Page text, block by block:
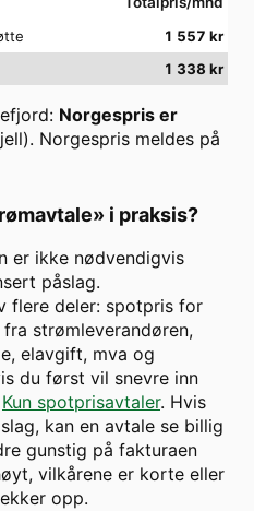
1 557 kr
1 338 kr
: Norgespris er
Norgespris meldes på
i praksis?
er ikke nødvendigvis
påslag.
flere deler: spotpris for
strømleverandøren,
elavgift, mva og
du først vil snevre inn
Kun spotprisavtaler. Hvis
kan en avtale se billig
gunstig på fakturaen
vilkårene er korte eller
opp.